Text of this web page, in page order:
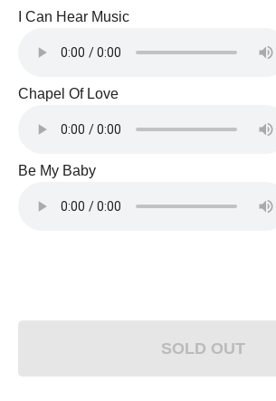
I Can Hear Music
Chapel Of Love
Be My Baby
SOLD OUT